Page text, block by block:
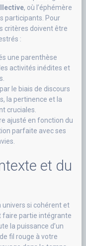
, où l’éphémère
participants. Pour
critères doivent être
:
une parenthèse
activités inédites et
le biais de discours
la pertinence et la
cruciales.
ajusté en fonction du
parfaite avec ses
et du
si cohérent et
faire partie intégrante
la puissance d’un
fil rouge à votre